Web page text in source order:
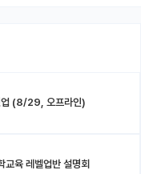
업 (8/29, 오프라인)
육 레벨업반 설명회